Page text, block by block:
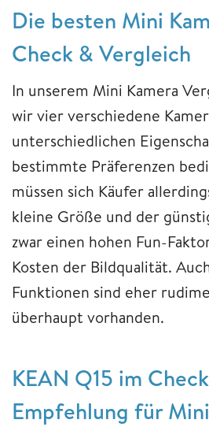
Die besten Mini
Check & Vergleich
In unserem Mini Kamera
wir vier verschiedene
unterschiedlichen
bestimmte Präferenzen
müssen sich Käufer
kleine Größe und der
zwar einen hohen Fun-
Kosten der Bildqualität.
Funktionen sind eher
überhaupt vorhanden.
KEAN Q15 im
Empfehlung für